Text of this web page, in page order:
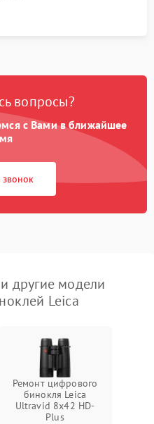
вопросы?
с Вами в ближайшее
звонок
другие модели
Leica
Ремонт цифрового
бинокля Leica
Ultravid 8x42 HD-
Plus